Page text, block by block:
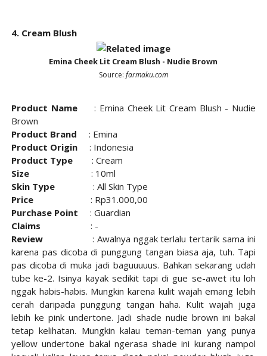
4. Cream Blush
Emina Cheek Lit Cream Blush - Nudie Brown
Source: farmaku.com
Product Name: Emina Cheek Lit Cream Blush - Nudie
Brown
Product Brand
: Emina
Product Origin : Indonesia
Product Type: Cream
Size
: 10ml
Skin Type
: All Skin Type
Price : Rp31.000,00
Purchase Point
: Guardian
Claims : -
Review
: Awalnya nggak terlalu tertarik sama ini
karena pas dicoba di punggung tangan biasa aja, tuh. Tapi
pas dicoba di muka jadi baguuuuus. Bahkan sekarang udah
tube ke-2. Isinya kayak sedikit tapi di gue se-awet itu loh
nggak habis-habis. Mungkin karena kulit wajah emang lebih
cerah daripada punggung tangan haha. Kulit wajah juga
lebih ke pink undertone. Jadi shade nudie brown ini bakal
tetap kelihatan. Mungkin kalau teman-teman yang punya
yellow undertone bakal ngerasa shade ini kurang nampol